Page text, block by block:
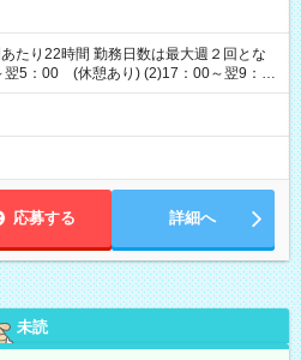
たり22時間 勤務日数は最大週２回とな
翌5：00 (休憩あり) (2)17：00～翌9：
間：1週間あたり22
２回となります。 (1)22：00～翌5：00
応募する 詳細へ
未読